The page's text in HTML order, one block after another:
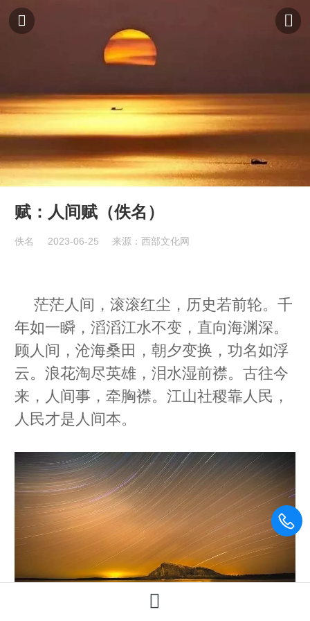
赋：人间赋（佚名）
佚名 2023-06-25 来源：西部文化网
茫茫人间，滚滚红尘，历史若前轮。千
年如一瞬，滔滔江水不变，直向海渊深。
顾人间，沧海桑田，朝夕变换，功名如浮
云。浪花淘尽英雄，泪水湿前襟。古往今
来，人间事，牵胸襟。江山社稷靠人民，
人民才是人间本。